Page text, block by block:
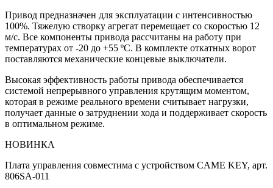
Привод предназначен для эксплуатации с интенсивностью
100%. Тяжелую створку агрегат перемещает со скоростью 12
м/с. Все компоненты привода рассчитаны на работу при
температурах от -20 до +55 ºС. В комплекте откатных ворот
поставляются механические концевые выключатели.
Высокая эффективность работы привода обеспечивается
системой непрерывного управления крутящим моментом,
которая в режиме реального времени считывает нагрузки,
получает данные о затруднении хода и поддерживает скорость
в оптимальном режиме.
НОВИНКА
Плата управления совместима с устройством CAME KEY, арт.
806SA-011